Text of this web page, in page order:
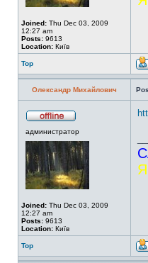
Joined: Thu Dec 03, 2009
12:27 am
Posts: 9613
Location: Київ
Top
Олександр Михайлович
администратор
Joined: Thu Dec 03, 2009
12:27 am
Posts: 9613
Location: Київ
Top